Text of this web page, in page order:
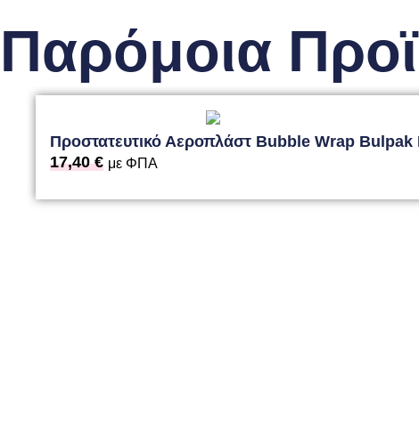
Παρόμοια
Προστατευτικό Αεροπλάστ Bubble Wrap
17,40€ με ΦΠΑ